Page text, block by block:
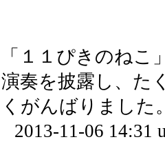
１１ぴきのねこ
奏を披露し、た
がんばりました
2013-11-06 14:31